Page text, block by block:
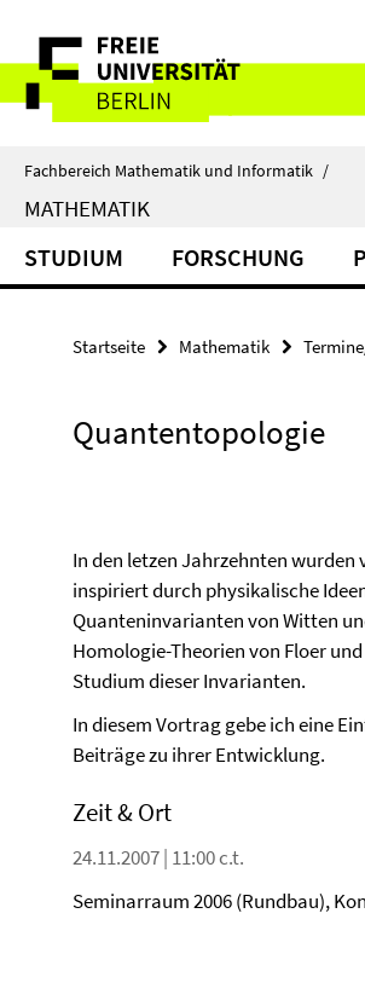
direkt
Inhalt
Service-
Navigation
Fachbereich Mathematik und Informatik /
MATHEMATIK
STUDIUM FORSCHUNG
Startseite Mathematik
Quantentopologie
In den letzen Jahrzehnten
inspiriert durch physikalische
Quanteninvarianten von Witten
Homologie-Theorien von Floer
Studium dieser Invarianten.
In diesem Vortrag gebe ich eine
Beiträge zu ihrer Entwicklung.
Zeit & Ort
24.11.2007 | 11:00 c.t.
Seminarraum 2006 (Rundbau),